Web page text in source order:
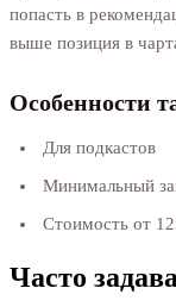
попасть в
выше позиция в
Особенности
Для подкастов
Минимальный
Стоимость от
Часто